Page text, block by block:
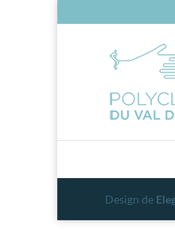
Design de